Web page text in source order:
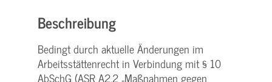
Beschreibung
Bedingt durch aktuelle Änderungen im
Arbeitsstättenrecht in Verbindung mit § 10
AbSchG (ASR A2.2 „Maßnahmen gegen